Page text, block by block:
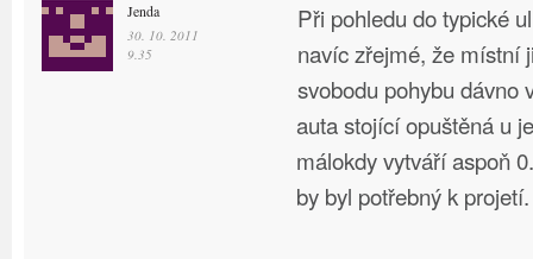
Jenda
30. 10. 2011
9.35
Při pohledu do typické
navíc zřejmé, že místní
svobodu pohybu dávno
auta stojící opuštěná u
málokdy vytváří aspoň
by byl potřebný k projetí.